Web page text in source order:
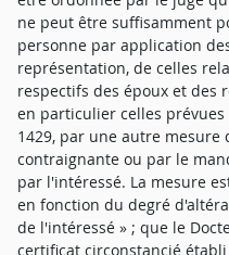
ne peut être suffisamment
personne par application
représentation, de celles
respectifs des époux et des
en particulier celles prévues
1429, par une autre
contraignante ou par le
par l'intéressé. La mesure
en fonction du degré
de l'intéressé » ; que le
certificat circonstancié